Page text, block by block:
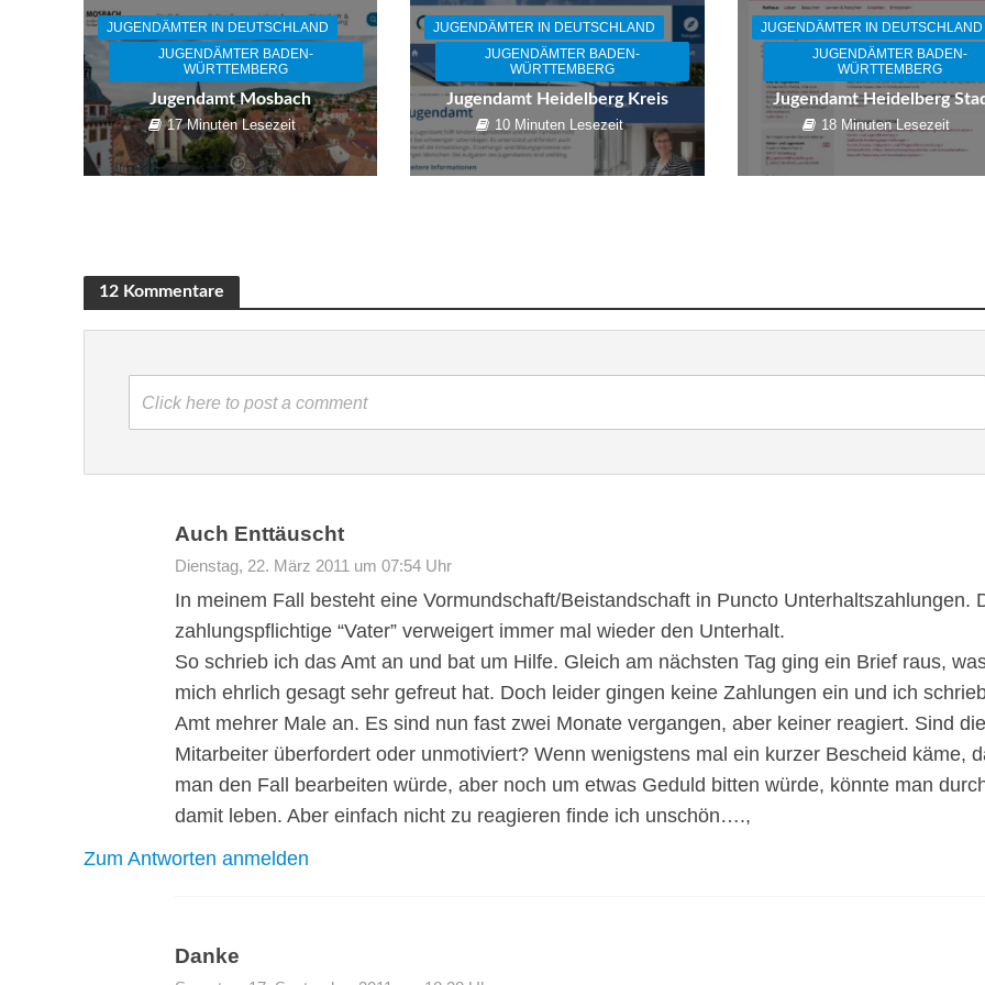
JUGENDÄMTER IN DEUTSCHLAND
JUGENDÄMTER BADEN-
WÜRTTEMBERG
Jugendamt Mosbach
17 Minuten Lesezeit
JUGENDÄMTER IN DEUTSCHLAND
JUGENDÄMTER BADEN-
WÜRTTEMBERG
Jugendamt Heidelberg Kreis
10 Minuten Lesezeit
JUGENDÄMTER IN DEUTSCHLAND
JUGENDÄMTER BADEN-
WÜRTTEMBERG
Jugendamt Heidelberg
18 Minuten Lesezeit
12 Kommentare
Click here to post a comment
Auch Enttäuscht
Dienstag, 22. März 2011 um 07:54 Uhr
In meinem Fall besteht eine Vormundschaft/Beistandschaft in Puncto Unterhaltszahlungen.
zahlungspflichtige “Vater” verweigert immer mal wieder den Unterhalt.
So schrieb ich das Amt an und bat um Hilfe. Gleich am nächsten Tag ging ein Brief raus,
mich ehrlich gesagt sehr gefreut hat. Doch leider gingen keine Zahlungen ein und ich
Amt mehrer Male an. Es sind nun fast zwei Monate vergangen, aber keiner reagiert. Sind die
Mitarbeiter überfordert oder unmotiviert? Wenn wenigstens mal ein kurzer Bescheid käme,
man den Fall bearbeiten würde, aber noch um etwas Geduld bitten würde, könnte man
damit leben. Aber einfach nicht zu reagieren finde ich unschön….,
Zum Antworten anmelden
Danke